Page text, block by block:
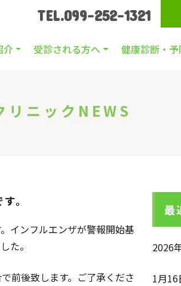
TEL.099-252-1321
介 受診される方へ 健康診断・
リニックNEWS
。
インフルエンザが警報開始基
た。
前後致します。ご了承くださ
最
2026
1月